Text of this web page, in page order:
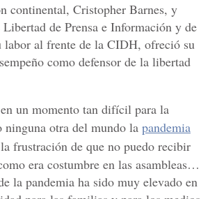
continental, Cristopher Barnes, y
de Prensa e Información y de
labor al frente de la CIDH, ofreció su
como defensor de la libertad
un momento tan difícil para la
ninguna otra del mundo la pandemia
frustración de que no puedo recibir
era costumbre en las asambleas…
la pandemia ha sido muy elevado en